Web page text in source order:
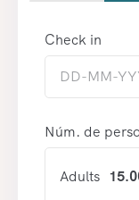
Check in
Núm. de
Adults